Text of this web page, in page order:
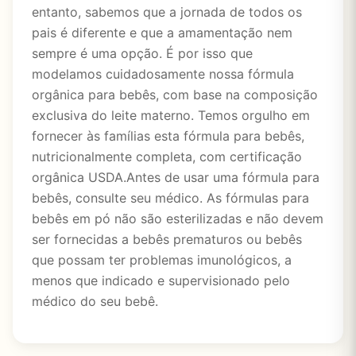
entanto, sabemos que a jornada de todos os
pais é diferente e que a amamentação nem
sempre é uma opção. É por isso que
modelamos cuidadosamente nossa fórmula
orgânica para bebês, com base na composição
exclusiva do leite materno. Temos orgulho em
fornecer às famílias esta fórmula para bebês,
nutricionalmente completa, com certificação
orgânica USDA.Antes de usar uma fórmula para
bebês, consulte seu médico. As fórmulas para
bebês em pó não são esterilizadas e não devem
ser fornecidas a bebês prematuros ou bebês
que possam ter problemas imunológicos, a
menos que indicado e supervisionado pelo
médico do seu bebê.